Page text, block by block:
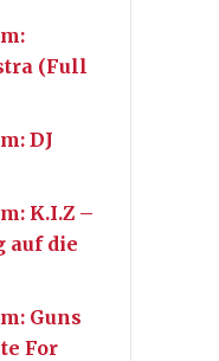
(Full
DJ
K.I.Z –
auf die
Guns
For